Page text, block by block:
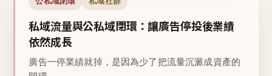
私域流量與公私域閉環：讓廣告停投後業績
依然成長
廣告一停業績就掉，是因為少了把流量沉澱成資產的